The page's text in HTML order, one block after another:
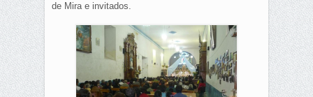
de Mira e invitados.